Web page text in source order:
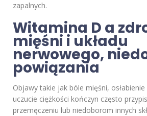
zapalnych.
Witamina D a
mięśni i układu
nerwowego,
powiązania
Objawy takie jak bóle mięśni,
uczucie ciężkości kończyn często
przemęczeniu lub niedoborom innych